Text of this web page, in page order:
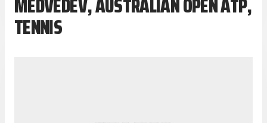
MEDVEDEV, AUSTRALIAN OPEN ATP,
TENNIS